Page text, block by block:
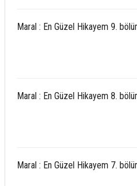
Maral : En Güzel Hikayem 9.
Maral : En Güzel Hikayem 8.
Maral : En Güzel Hikayem 7.